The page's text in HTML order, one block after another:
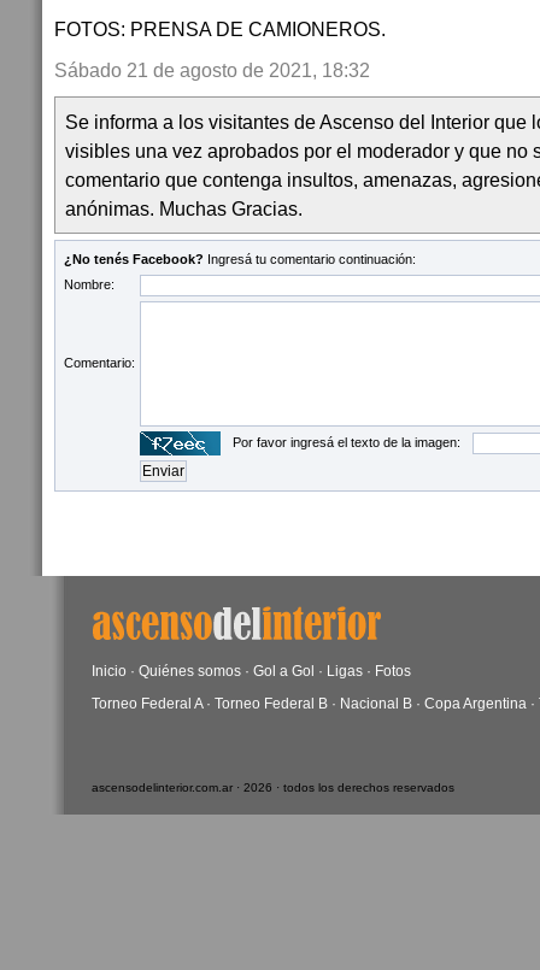
FOTOS: PRENSA DE CAMIONEROS.
Sábado 21 de agosto de 2021, 18:32
Se informa a los visitantes de Ascenso del Interior que
visibles una vez aprobados por el moderador y que no
comentario que contenga insultos, amenazas,
anónimas. Muchas Gracias.
¿No tenés Facebook? Ingresá tu comentario continuación:
Nombre:
Comentario:
Por favor ingresá el texto de la imagen:
Inicio · Quiénes somos · Gol a Gol · Ligas · Fotos
Torneo Federal A· Torneo Federal B · Nacional B · Copa Argentina ·
ascensodelinterior.com.ar · 2026 · todos los derechos reservados